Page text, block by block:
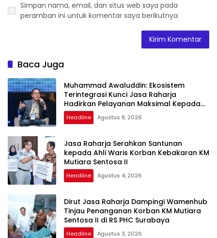
Simpan nama, email, dan situs web saya pada
peramban ini untuk komentar saya berikutnya.
Baca Juga
Muhammad Awaluddin: Ekosistem
Terintegrasi Kunci Jasa Raharja
Hadirkan Pelayanan Maksimal Kepada
Masyarakat
Headline Agustus 8, 2026
Jasa Raharja Serahkan Santunan
kepada Ahli Waris Korban Kebakaran KM
Mutiara Sentosa II
Headline Agustus 4, 2026
Dirut Jasa Raharja Dampingi Wamenhub
Tinjau Penanganan Korban KM Mutiara
Sentosa II di RS PHC Surabaya
Headline Agustus 3, 2026